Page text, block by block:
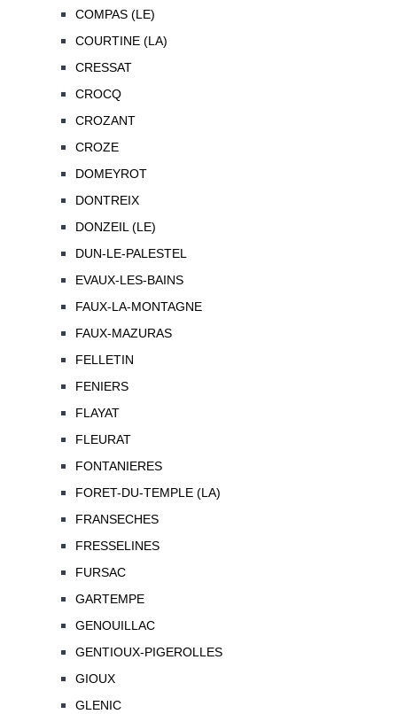
COMPAS (LE)
COURTINE (LA)
CRESSAT
CROCQ
CROZANT
CROZE
DOMEYROT
DONTREIX
DONZEIL (LE)
DUN-LE-PALESTEL
EVAUX-LES-BAINS
FAUX-LA-MONTAGNE
FAUX-MAZURAS
FELLETIN
FENIERS
FLAYAT
FLEURAT
FONTANIERES
FORET-DU-TEMPLE (LA)
FRANSECHES
FRESSELINES
FURSAC
GARTEMPE
GENOUILLAC
GENTIOUX-PIGEROLLES
GIOUX
GLENIC